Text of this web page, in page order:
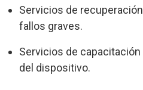
Servicios de
fallos graves.
Servicios de
del dispositivo.